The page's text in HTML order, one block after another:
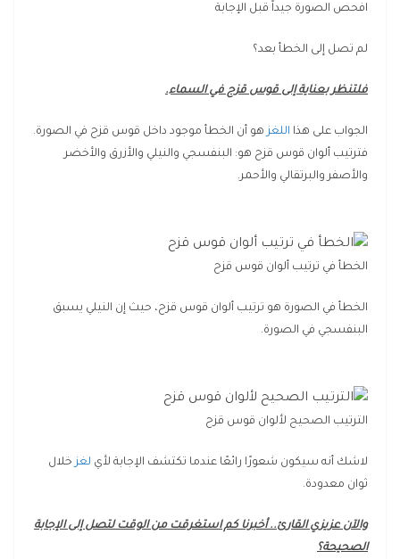
افحص الصورة جيداً قبل الإجابة
لم تصل إلى الخطأ بعد؟
فلتنظر بعناية إلى قوس قزح في السماء.
الجواب على هذا اللغزهو أن الخطأ موجود داخل قوس قزح في الصورة.
فترتيب ألوان قوس قزح هو: البنفسجي والنيلي والأزرق والأخضر
والأصفر والبرتقالي والأحمر.
الخطأ في ترتيب ألوان قوس قزح
الخطأ في الصورة هو ترتيب ألوان قوس قزح، حيث إن النيلي يسبق
البنفسجي في الصورة.
الترتيب الصحيح لألوان قوس قزح
لاشك أنه سيكون شعورًا رائعًا عندما تكتشف الإجابة لأي لغزخلال
ثوان معدودة.
والآن عزيزي القارئ.. أخبرنا كم استغرقت من الوقت لتصل إلى الإجابة
الصحيحة؟